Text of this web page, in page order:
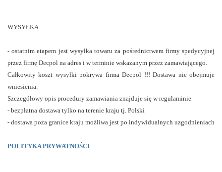
WYSYŁKA
- ostatnim etapem jest wysyłka towaru za pośrednictwem firmy spedycyjnej
przez firmę Decpol na adres i w terminie wskazanym przez zamawiającego.
Całkowity koszt wysyłki pokrywa firma Decpol !!! Dostawa nie obejmuje
wniesienia.
Szczegółowy opis procedury zamawiania znajduje się w regulaminie
- bezpłatna dostawa tylko na terenie kraju tj. Polski
- dostawa poza granice kraju możliwa jest po indywidualnych uzgodnieniach
POLITYKA PRYWATNOŚCI